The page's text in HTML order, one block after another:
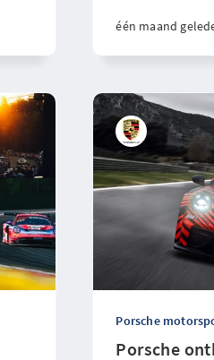
één maand
Porsche
Porsche